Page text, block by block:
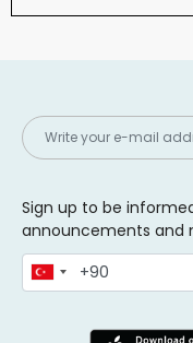
Sign up to be
announcements and